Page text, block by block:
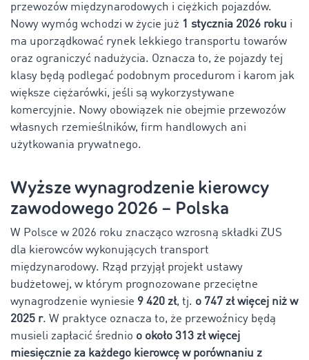
przewozów międzynarodowych i ciężkich pojazdów.
Nowy wymóg wchodzi w życie już 1 stycznia 2026 roku i
ma uporządkować rynek lekkiego transportu towarów
oraz ograniczyć nadużycia. Oznacza to, że pojazdy tej
klasy będą podlegać podobnym procedurom i karom jak
większe ciężarówki, jeśli są wykorzystywane
komercyjnie. Nowy obowiązek nie obejmie przewozów
własnych rzemieślników, firm handlowych ani
użytkowania prywatnego.
Wyższe wynagrodzenie kierowcy
zawodowego 2026 – Polska
W Polsce w 2026 roku znacząco wzrosną składki ZUS
dla kierowców wykonujących transport
międzynarodowy. Rząd przyjął projekt ustawy
budżetowej, w którym prognozowane przeciętne
wynagrodzenie wyniesie 9 420 zł, tj. o 747 zł więcej niż w
2025 r. W praktyce oznacza to, że przewoźnicy będą
musieli zapłacić średnio o około 313 zł więcej
miesięcznie za każdego kierowcę w porównaniu z